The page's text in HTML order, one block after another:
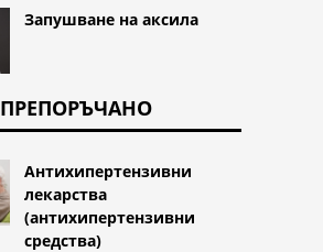
Запушване на аксила
ПРЕПОРЪЧАНО
Антихипертензивни
лекарства
(антихипертензивни
средства)